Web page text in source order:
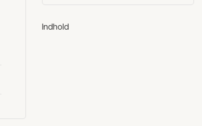
Indhold